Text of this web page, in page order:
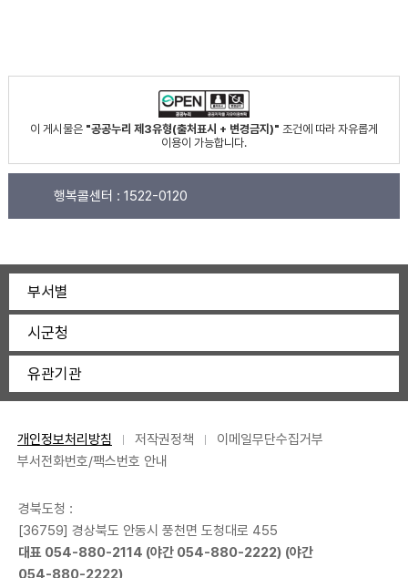
이 게시물은 "공공누리 제3유형(출처표시 + 변경금지)" 조건에 따라 자유롭게
이용이 가능합니다.
행복콜센터 : 1522-0120
부서별
시군청
유관기관
개인정보처리방침 저작권정책
이메일무단수집거부
부서전화번호/팩스번호 안내
경북도청 :
[36759] 경상북도 안동시 풍천면 도청대로 455
대표 054-880-2114 (야간 054-880-2222) (야간
054-880-2222)